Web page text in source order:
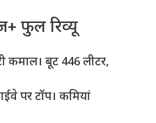
फुल रिव्यू
कमाल। बूट 446 लीटर,
पर टॉप। कमियां